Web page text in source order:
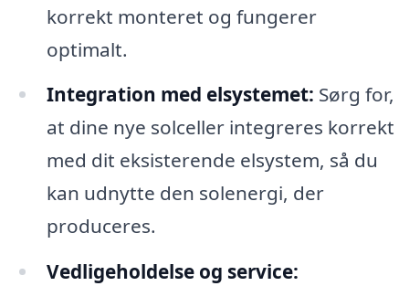
korrekt monteret og fungerer
optimalt.
Integration med elsystemet: Sørg for,
at dine nye solceller integreres korrekt
med dit eksisterende elsystem, så du
kan udnytte den solenergi, der
produceres.
Vedligeholdelse og service: